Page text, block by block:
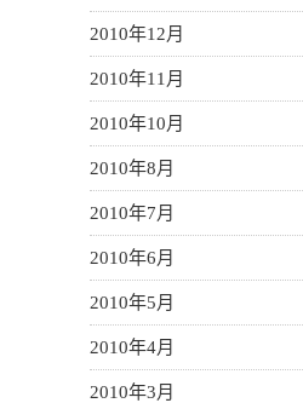
2010年12月
2010年11月
2010年10月
2010年8月
2010年7月
2010年6月
2010年5月
2010年4月
2010年3月